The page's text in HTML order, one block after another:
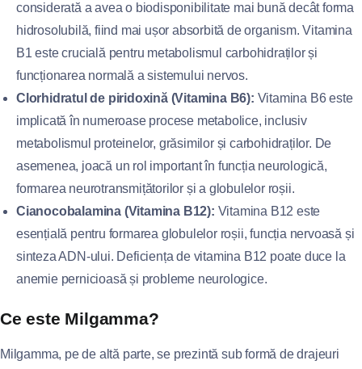
considerată a avea o biodisponibilitate mai bună decât forma
hidrosolubilă, fiind mai ușor absorbită de organism. Vitamina
B1 este crucială pentru metabolismul carbohidraților și
funcționarea normală a sistemului nervos.
Clorhidratul de piridoxină (Vitamina B6): Vitamina B6 este
implicată în numeroase procese metabolice, inclusiv
metabolismul proteinelor, grăsimilor și carbohidraților. De
asemenea, joacă un rol important în funcția neurologică,
formarea neurotransmițătorilor și a globulelor roșii.
Cianocobalamina (Vitamina B12): Vitamina B12 este
esențială pentru formarea globulelor roșii, funcția nervoasă și
sinteza ADN-ului. Deficiența de vitamina B12 poate duce la
anemie pernicioasă și probleme neurologice.
Ce este Milgamma?
Milgamma, pe de altă parte, se prezintă sub formă de drajeuri